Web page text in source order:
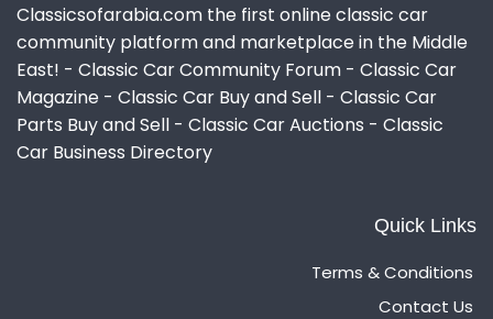
Classicsofarabia.com the first online classic car
community platform and marketplace in the Middle
East! - Classic Car Community Forum - Classic Car
Magazine - Classic Car Buy and Sell - Classic Car
Parts Buy and Sell - Classic Car Auctions - Classic
Car Business Directory
Quick Links
Terms & Conditions
Contact Us